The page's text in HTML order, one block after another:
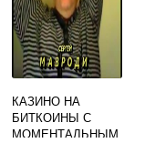
КАЗИНО НА
БИТКОИНЫ С
МОМЕНТАЛЬНЫМ